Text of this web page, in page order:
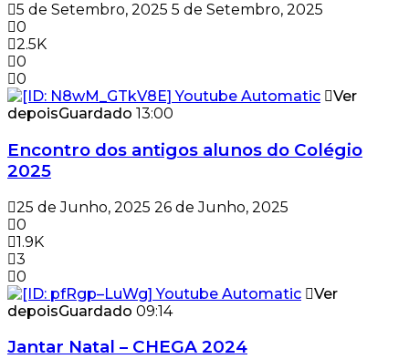
5 de Setembro, 2025 5 de Setembro, 2025
0
2.5K
0
0
Ver
depoisGuardado 13:00
Encontro dos antigos alunos do Colégio
2025
25 de Junho, 2025 26 de Junho, 2025
0
1.9K
3
0
Ver
depoisGuardado 09:14
Jantar Natal – CHEGA 2024